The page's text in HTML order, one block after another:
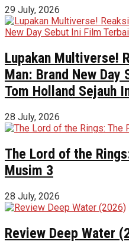
29 July, 2026
Lupakan Multiverse!
Man: Brand New
Tom Holland Sejauh
28 July, 2026
The Lord of the
Musim 3
28 July, 2026
Review Deep Water